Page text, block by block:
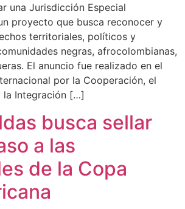
una Jurisdicción Especial
proyecto que busca reconocer y
territoriales, políticos y
negras, afrocolombianas,
El anuncio fue realizado en el
por la Cooperación, el
la Integración […]
busca sellar
a las
de la Copa